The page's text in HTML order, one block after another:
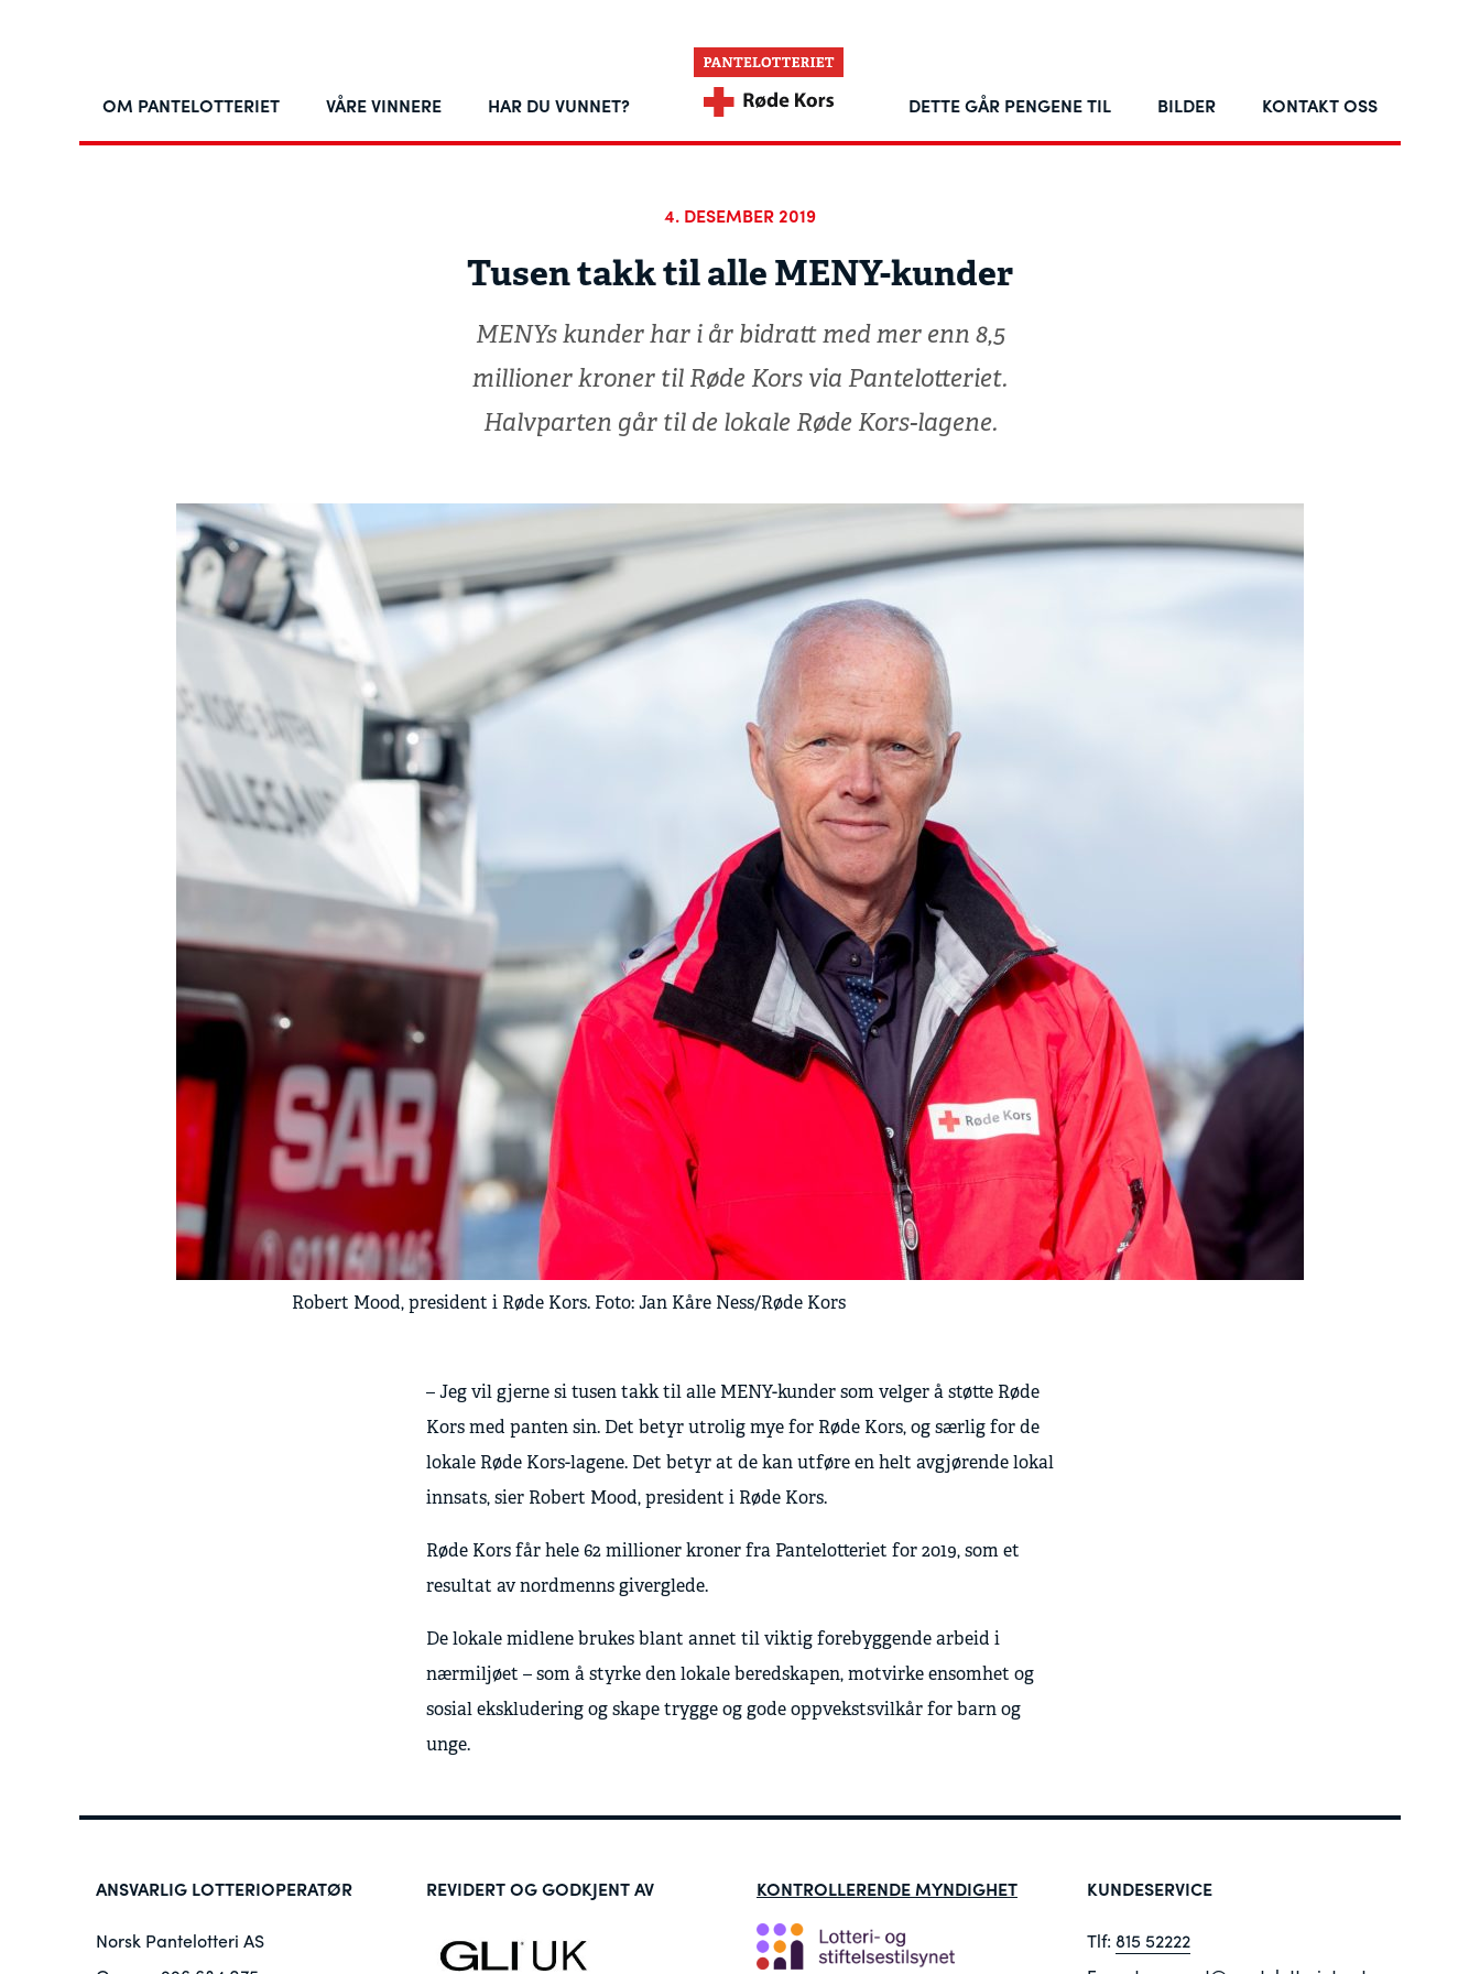
OM PANTELOTTERIET VÅRE VINNERE HAR DU VUNNET? DETTE GÅR PENGENE TIL BILDER KONTAKT OSS
4. DESEMBER 2019
Tusen takk til alle MENY-kunder
MENYs kunder har i år bidratt med mer enn 8,5
millioner kroner til Røde Kors via Pantelotteriet.
Halvparten går til de lokale Røde Kors-lagene.
Robert Mood, president i Røde Kors. Foto: Jan Kåre Ness/Røde Kors
– Jeg vil gjerne si tusen takk til alle MENY-kunder som velger å støtte Røde
Kors med panten sin. Det betyr utrolig mye for Røde Kors, og særlig for de
lokale Røde Kors-lagene. Det betyr at de kan utføre en helt avgjørende lokal
innsats, sier Robert Mood, president i Røde Kors.
Røde Kors får hele 62 millioner kroner fra Pantelotteriet for 2019, som et
resultat av nordmenns giverglede.
De lokale midlene brukes blant annet til viktig forebyggende arbeid i
nærmiljøet – som å styrke den lokale beredskapen, motvirke ensomhet og
sosial ekskludering og skape trygge og gode oppvekstsvilkår for barn og
unge.
ANSVARLIG LOTTERIOPERATØR
Norsk Pantelotteri AS
REVIDERT OG GODKJENT AV KONTROLLERENDE MYNDIGHET KUNDESERVICE
Tlf: 815 52222